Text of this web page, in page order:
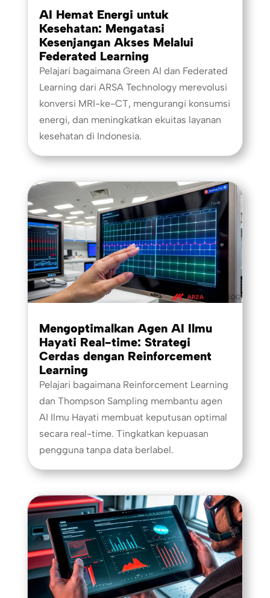
AI Hemat Energi untuk
Kesehatan: Mengatasi
Kesenjangan Akses Melalui
Federated Learning
Pelajari bagaimana Green AI dan Federated
Learning dari ARSA Technology merevolusi
konversi MRI-ke-CT, mengurangi konsumsi
energi, dan meningkatkan ekuitas layanan
kesehatan di Indonesia.
Mengoptimalkan Agen AI Ilmu
Hayati Real-time: Strategi
Cerdas dengan Reinforcement
Learning
Pelajari bagaimana Reinforcement Learning
dan Thompson Sampling membantu agen
AI Ilmu Hayati membuat keputusan optimal
secara real-time. Tingkatkan kepuasan
pengguna tanpa data berlabel.